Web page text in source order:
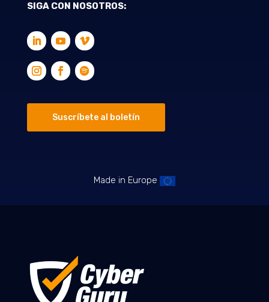
SIGA CON NOSOTROS:
Suscríbete al boletín
Made in Europe